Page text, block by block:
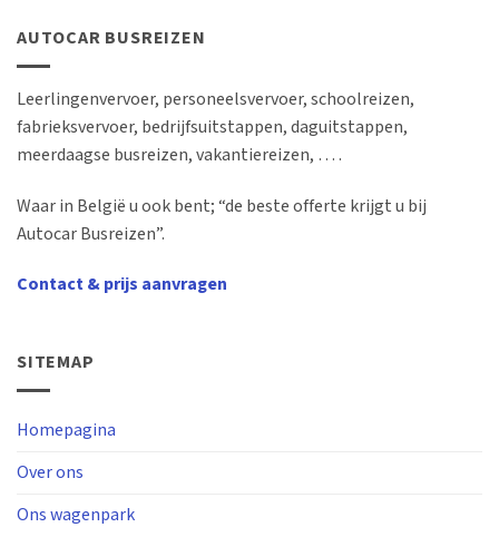
AUTOCAR BUSREIZEN
Leerlingenvervoer, personeelsvervoer, schoolreizen,
fabrieksvervoer, bedrijfsuitstappen, daguitstappen,
meerdaagse busreizen, vakantiereizen, … .
Waar in België u ook bent; “de beste offerte krijgt u bij
Autocar Busreizen”.
Contact & prijs aanvragen
SITEMAP
Homepagina
Over ons
Ons wagenpark